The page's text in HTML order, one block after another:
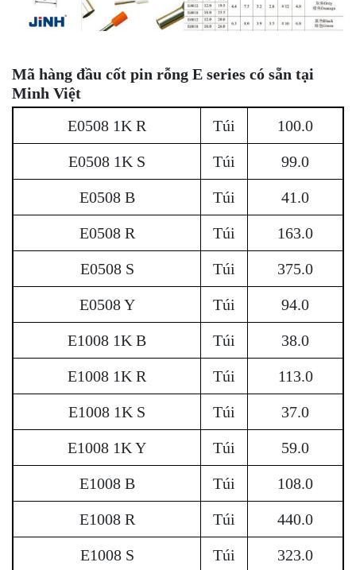
Mã hàng đầu cốt pin rỗng E series có sẵn tại
Minh Việt
E0508 1K R
Túi 100.0
E0508 1K S Túi 99.0
E0508 B Túi 41.0
E0508 R Túi 163.0
E0508 S Túi 375.0
E0508 Y Túi 94.0
E1008 1K B Túi 38.0
E1008 1K R Túi 113.0
E1008 1K S Túi 37.0
E1008 1K Y Túi 59.0
E1008 B Túi 108.0
E1008 R Túi 440.0
E1008 S Túi 323.0